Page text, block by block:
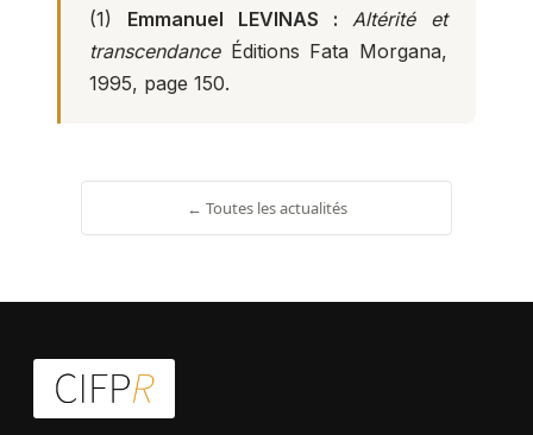
(1) Emmanuel LEVINAS : Altérité et
transcendance Éditions Fata Morgana,
1995, page 150.
← Toutes les actualités